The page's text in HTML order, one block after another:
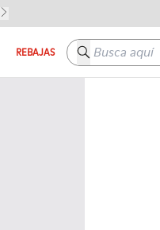
REBAJAS Busca aquí